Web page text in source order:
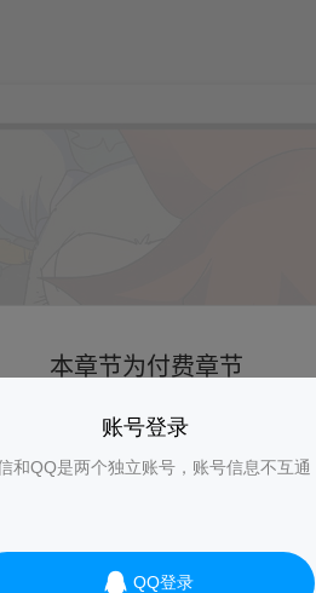
账号登录
和QQ是两个独立账号，账号信息不互通
QQ登录